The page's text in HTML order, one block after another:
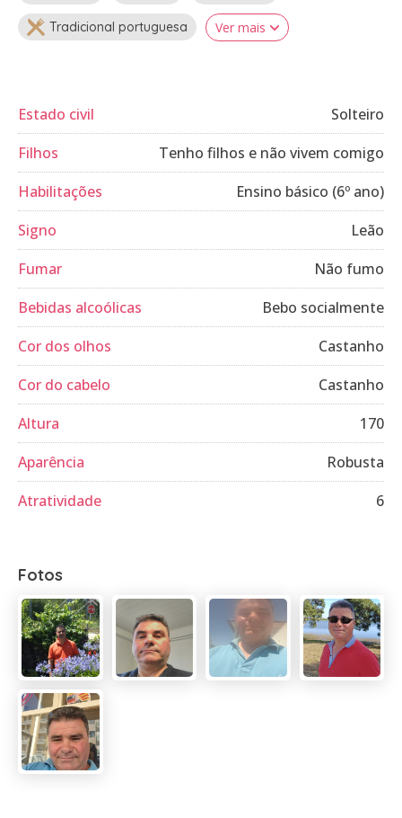
Tradicional portuguesa Ver mais
Estado civil
Solteiro
Filhos
Tenho filhos e não vivem comigo
Habilitações
Ensino básico (6º ano)
Signo
Leão
Fumar
Não fumo
Bebidas alcoólicas
Bebo socialmente
Cor dos olhos
Castanho
Cor do cabelo
Castanho
Altura
170
Aparência
Robusta
Atratividade
6
Fotos